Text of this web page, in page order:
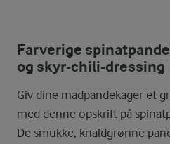
Farverige
og skyr-chili-dressing
Giv dine madpandekager et
med denne opskrift på
De smukke, knaldgrønne